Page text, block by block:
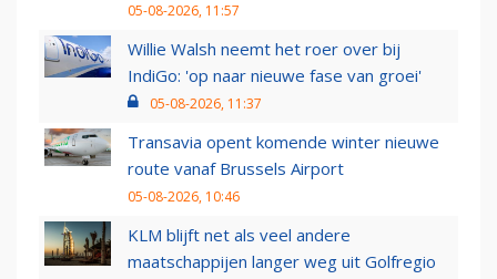
05-08-2026, 11:57
Willie Walsh neemt het roer over bij
IndiGo: 'op naar nieuwe fase van groei'
05-08-2026, 11:37
Transavia opent komende winter nieuwe
route vanaf Brussels Airport
05-08-2026, 10:46
KLM blijft net als veel andere
maatschappijen langer weg uit Golfregio